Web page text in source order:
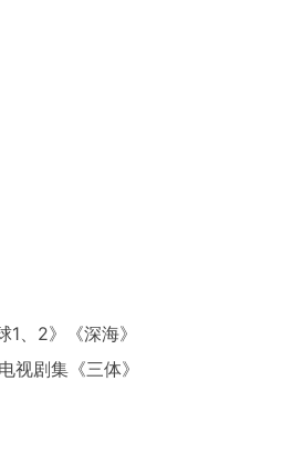
、2》《深海》
视剧集《三体》